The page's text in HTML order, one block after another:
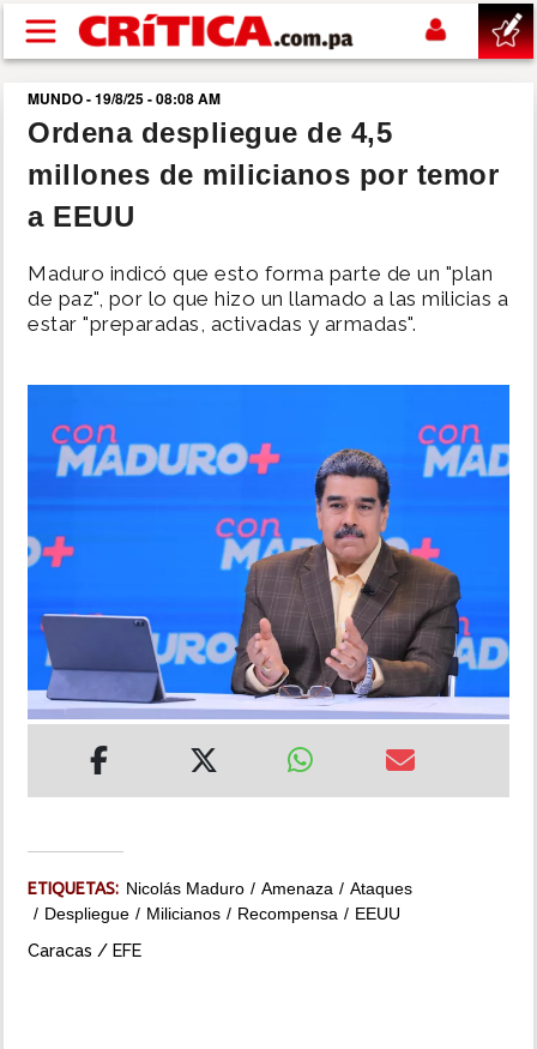
Pasar al contenido principal
buscar
SUCESOS
POLÍTICA
DEPORTES
MULTIMEDIA
IMPRESO
MUNDO - 19/8/25 - 08:08 AM
Ordena despliegue de 4,5
millones de milicianos por temor
a EEUU
Maduro indicó que esto forma parte de un "plan
de paz", por lo que hizo un llamado a las milicias a
estar "preparadas, activadas y armadas".
ETIQUETAS: Nicolás Maduro Amenaza
Ataques
Despliegue
Milicianos Recompensa EEUU
Caracas / EFE